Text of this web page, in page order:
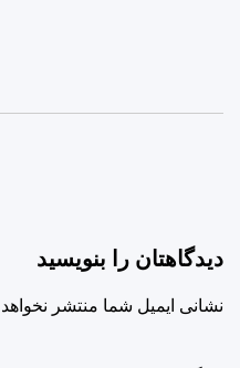
دیدگاهتان را بنویسید
نشانی ایمیل شما منتشر